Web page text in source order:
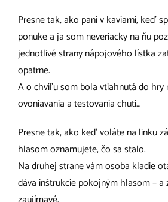
Presne tak, ako pani v kaviarni, keď
ponuke a ja som neveriacky na ňu
jednotlivé strany nápojového lístka
opatrne.
A o chvíľu som bola vtiahnutá do hry
ovoniavania a testovania chutí…
Presne tak, ako keď voláte na linku
hlasom oznamujete, čo sa stalo.
Na druhej strane vám osoba kladie
dáva inštrukcie pokojným hlasom – a